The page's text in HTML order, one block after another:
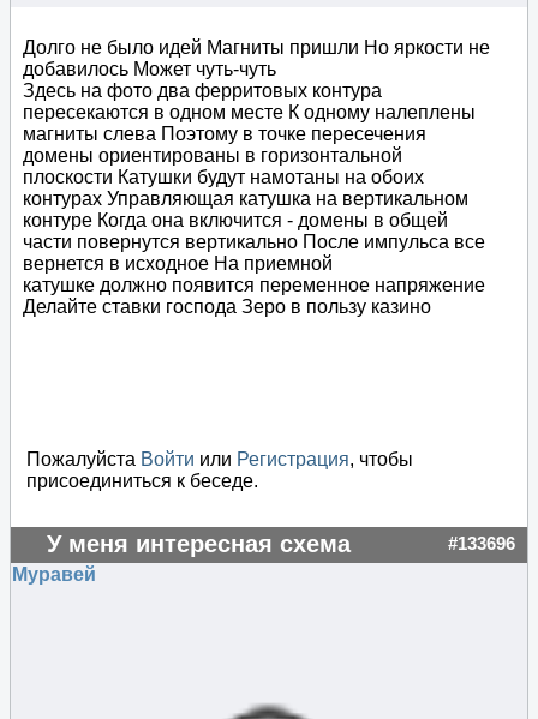
Долго не было идей Магниты пришли Но яркости не
добавилось Может чуть-чуть
Здесь на фото два ферритовых контура
пересекаются в одном месте К одному налеплены
магниты слева Поэтому в точке пересечения
домены ориентированы в горизонтальной
плоскости Катушки будут намотаны на обоих
контурах Управляющая катушка на вертикальном
контуре Когда она включится - домены в общей
части повернутся вертикально После импульса все
вернется в исходное На приемной
катушке должно появится переменное напряжение
Делайте ставки господа Зеро в пользу казино
Пожалуйста Войти или Регистрация, чтобы
присоединиться к беседе.
У меня интересная схема #133696
Муравей